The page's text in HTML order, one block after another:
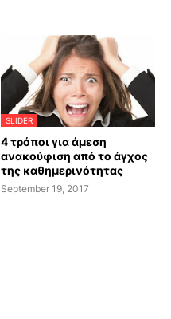
SLIDER
4 τρόποι για άμεση
ανακούφιση από το άγχος
της καθημερινότητας
September 19, 2017